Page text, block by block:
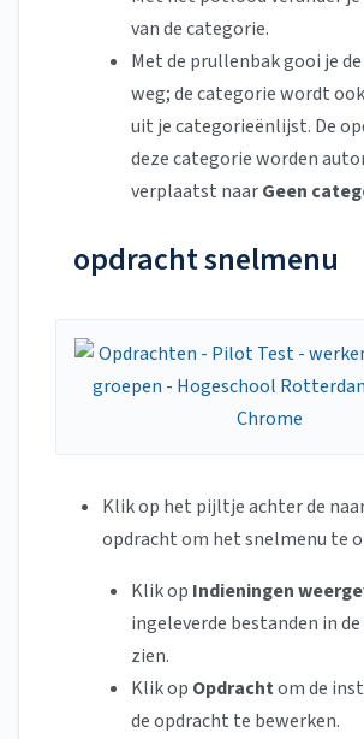
van de categorie.
Met de prullenbak gooi je
weg; de categorie wordt
uit je categorieënlijst. De
deze categorie worden
verplaatst naarGeen
opdracht snelmenu
Klik op het pijltje achter de
opdracht om het snelmenu te
Klik op Indieningen
ingeleverde bestanden in
zien.
Klik op Opdrachtom de
de opdracht te bewerken.